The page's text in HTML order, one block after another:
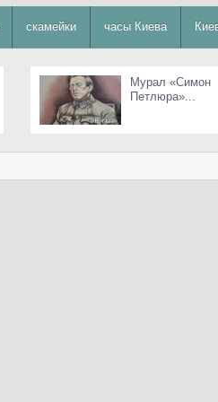
скамейки часы Киева
Мурал «Симон
Петлюра»...